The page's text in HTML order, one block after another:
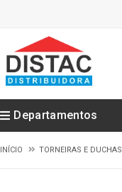
Departamentos
INÍCIO TORNEIRAS E DUCHAS